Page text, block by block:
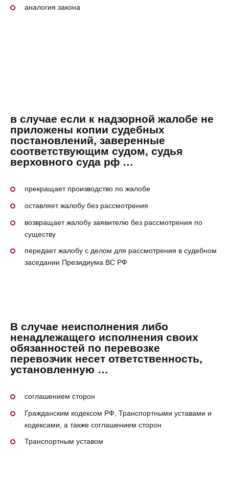
аналогия закона
в случае если к надзорной жалобе не
приложены копии судебных
постановлений, заверенные
соответствующим судом, судья
верховного суда рф …
прекращает производство по жалобе
оставляет жалобу без рассмотрения
возвращает жалобу заявителю без рассмотрения по
существу
передает жалобу с делом для рассмотрения в судебном
заседании Президиума ВС РФ
В случае неисполнения либо
ненадлежащего исполнения своих
обязанностей по перевозке
перевозчик несет ответственность,
установленную …
соглашением сторон
Гражданским кодексом РФ, Транспортными уставами и
кодексами, а также соглашением сторон
Транспортным уставом